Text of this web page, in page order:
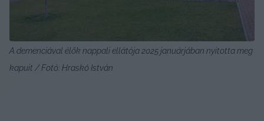
A demenciával élők nappali ellátója 2025 januárjában nyitotta meg
kapuit / Fotó: Hraskó István